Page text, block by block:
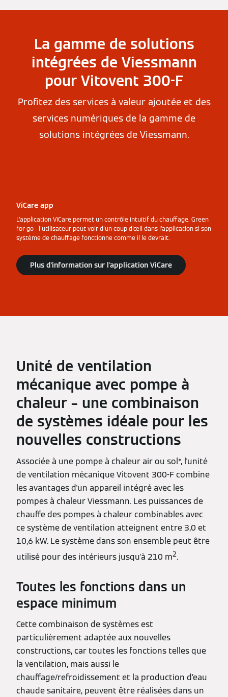
La gamme de solutions
intégrées de Viessmann
pour Vitovent 300-F
Profitez des services à valeur ajoutée et des
services numériques de la gamme de
solutions intégrées de Viessmann.
ViCare app
L'application ViCare permet un contrôle intuitif du chauffage. Green
for go - l'utilisateur peut voir d'un coup d'œil dans l'application si son
système de chauffage fonctionne comme il le devrait.
Plus d'information sur l'application ViCare
Unité de ventilation
mécanique avec pompe à
chaleur – une combinaison
de systèmes idéale pour les
nouvelles constructions
Associée à une pompe à chaleur air ou sol*, l'unité
de ventilation mécanique Vitovent 300-F combine
les avantages d'un appareil intégré avec les
pompes à chaleur Viessmann. Les puissances de
chauffe des pompes à chaleur combinables avec
ce système de ventilation atteignent entre 3,0 et
10,6 kW. Le système dans son ensemble peut être
utilisé pour des intérieurs jusqu'à 210 m2.
Toutes les fonctions dans un
espace minimum
Cette combinaison de systèmes est
particulièrement adaptée aux nouvelles
constructions, car toutes les fonctions telles que
la ventilation, mais aussi le
chauffage/refroidissement et la production d’eau
chaude sanitaire, peuvent être réalisées dans un